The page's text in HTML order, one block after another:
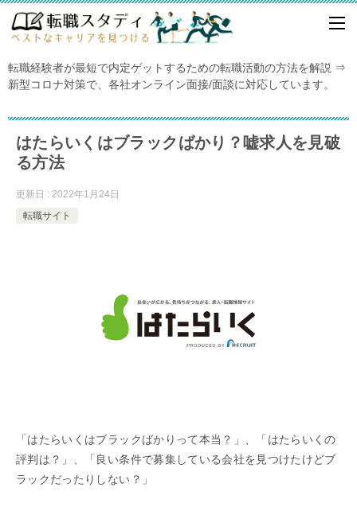
転職経験者が最短で内定ゲットするための転職活動の方法を解説 ⇒
新型コロナ対策で、各社オンライン面接/面談に対応しています。
はたらいくはブラックばかり？嘘求人を見破
る方法
更新日 : 2022年1月24日
転職サイト
「はたらいくはブラックばかりって本当？」、「はたらいくの
評判は？」、「良い条件で募集している会社を見つけたけどブ
ラックだったりしない？」